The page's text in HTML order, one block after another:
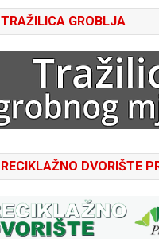
TRAŽILICA GROBLJA
RECIKLAŽNO DVORIŠTE